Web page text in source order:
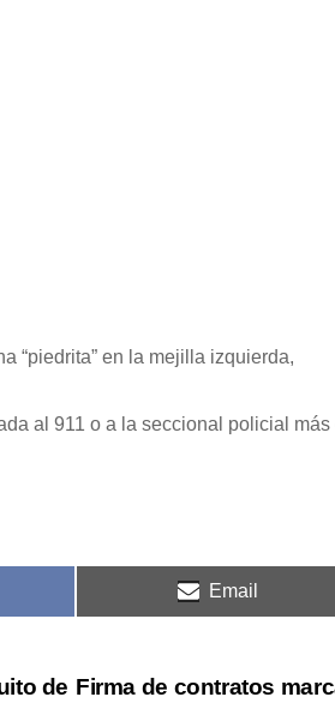
“piedrita” en la mejilla izquierda,
al 911 o a la seccional policial más
Email
Firma de contratos
de